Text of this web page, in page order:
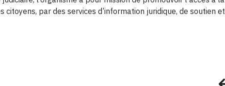
par des services d’information juridique, de soutien et